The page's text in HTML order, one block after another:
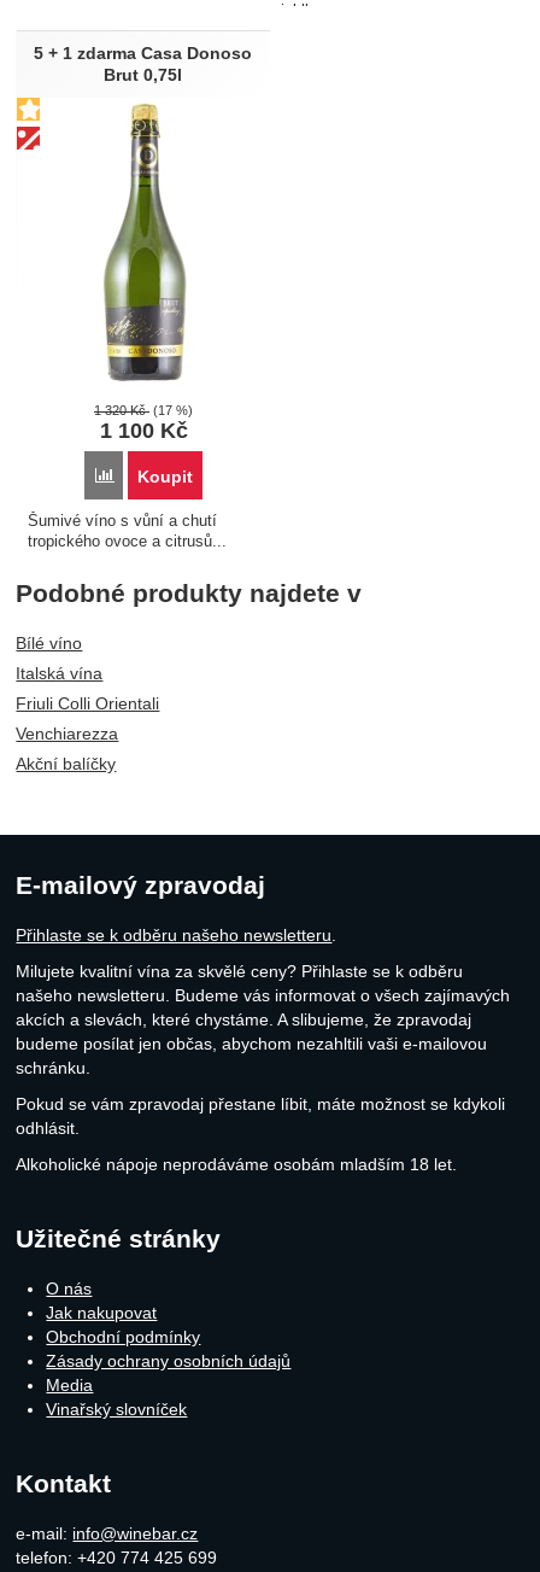
jablko...
5 + 1 zdarma Casa Donoso
Brut 0,75l
1 320Kč (17 %)
1 100 Kč
Porovnat
Koupit
Šumivé víno s vůní a chutí
tropického ovoce a citrusů...
Podobné produkty najdete v
Bílé víno
Italská vína
Friuli Colli Orientali
Venchiarezza
Akční balíčky
E-mailový zpravodaj
Přihlaste se k odběru našeho newsletteru
Milujete kvalitní vína za skvělé ceny? Přihlaste se k odběru
našeho newsletteru. Budeme vás informovat o všech zajímavých
akcích a slevách, které chystáme. A slibujeme, že zpravodaj
budeme posílat jen občas, abychom nezahltili vaši e-mailovou
schránku.
Pokud se vám zpravodaj přestane líbit, máte možnost se kdykoli
odhlásit.
Alkoholické nápoje neprodáváme osobám mladším 18 let.
Užitečné stránky
O nás
Jak nakupovat
Obchodní podmínky
Zásady ochrany osobních údajů
Media
Vinařský slovníček
Kontakt
e-mail: info@winebar.cz
telefon: +420 774 425 699